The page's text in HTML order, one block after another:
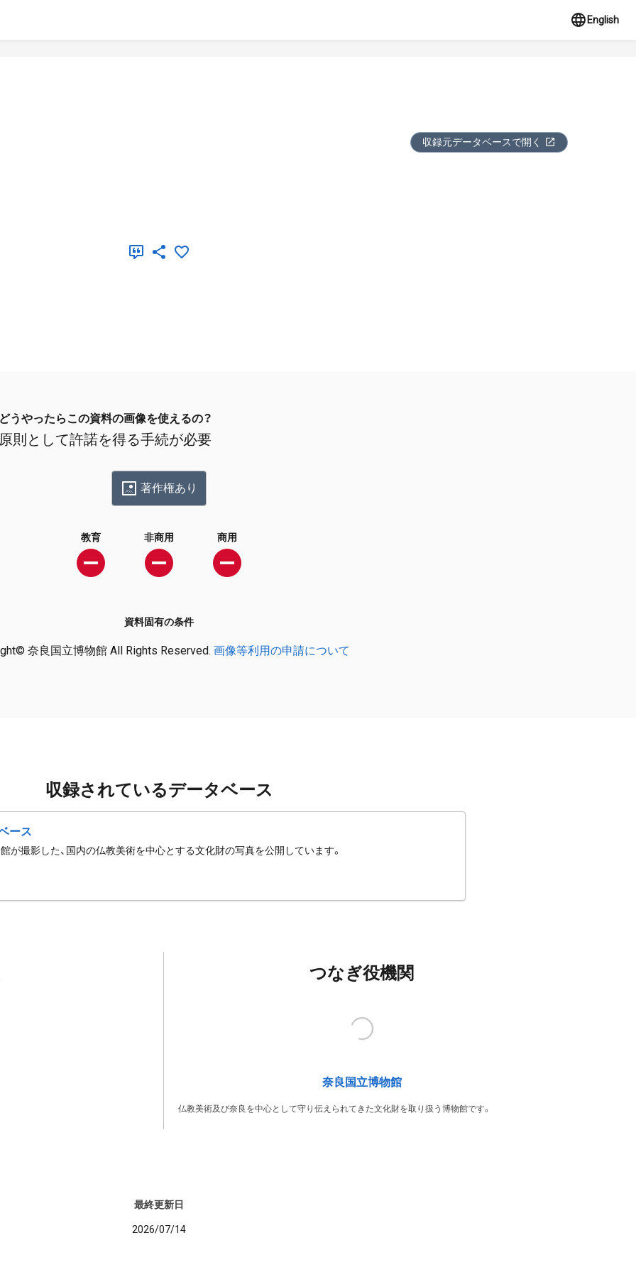
English
収録元データベースで開く
どうやったらこの資料の画像を使えるの？
原則として許諾を得る手続が必要
著作権あり
教育 非商用 商用
資料固有の条件
奈良国立博物館 All Rights Reserved. 画像等利用の申請について
収録されているデータベース
ース
が撮影した、国内の仏教美術を中心とする文化財の写真を公開しています。
つなぎ役機関
奈良国立博物館
仏教美術及び奈良を中心として守り伝えられてきた文化財を取り扱う博物館です。
最終更新日
2026/07/14